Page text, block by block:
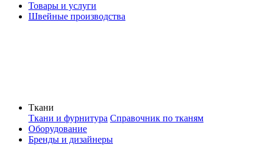
Товары и услуги
Швейные производства
Ткани
Ткани и фурнитура Справочник по тканям
Оборудование
Бренды и дизайнеры